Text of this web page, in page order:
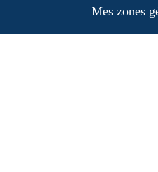
Mes zones